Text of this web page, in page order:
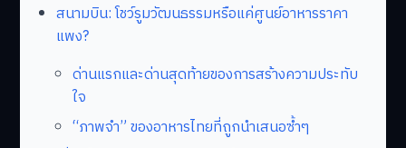
สนามบิน: โชว์รูมวัฒนธรรมหรือแค่ศูนย์อาหารราคา
แพง?
ด่านแรกและด่านสุดท้ายของการสร้างความประทับ
ใจ
“ภาพจำ” ของอาหารไทยที่ถูกนำเสนอซ้ำๆ